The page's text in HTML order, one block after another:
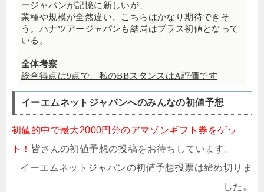
ージャパンが記憶に新しいが、
業種や規模が全然違い、こちらはかなり期待できそ
う。ハナツアージャパンも結局はプラス初値となって
いる。
全体考察
総合得点は9点で、私のBBスタンスはA評価です
イーエムネットジャパンへのみんなの初値予想
初値的中で最大2000円分のアマゾンギフト券をゲッ
ト！ 皆さんの初値予想の投稿をお待ちしています。
イーエムネットジャパンの初値予想投票は締め切りま
した。